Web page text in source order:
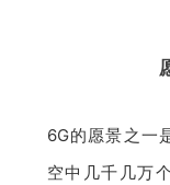
6G的愿景之一
空中几千几万